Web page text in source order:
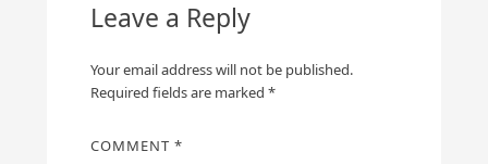
Leave a Reply
Your email address will not be published.
Required fields are marked *
COMMENT *